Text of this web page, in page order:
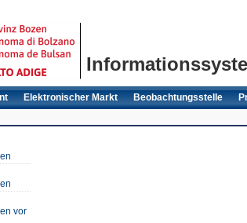
Elektronischer Markt Beobachtungsstelle
vor